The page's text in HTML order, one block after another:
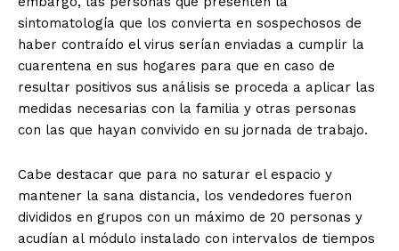
sintomatología que los convierta en sospechosos de
haber contraído el virus serían enviadas a cumplir la
cuarentena en sus hogares para que en caso de
resultar positivos sus análisis se proceda a aplicar las
medidas necesarias con la familia y otras personas
con las que hayan convivido en su jornada de trabajo.
Cabe destacar que para no saturar el espacio y
mantener la sana distancia, los vendedores fueron
divididos en grupos con un máximo de 20 personas y
acudían al módulo instalado con intervalos de tiempos